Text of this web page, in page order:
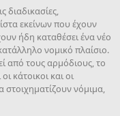
διαδικασίες,
εκείνων που έχουν
ήδη καταθέσει ένα νέο
νομικό πλαίσιο.
από τους αρμόδιους, το
κάτοικοι και οι
στοιχηματίζουν νόμιμα,